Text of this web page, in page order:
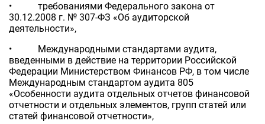
• требованиями Федерального закона от
30.12.2008 г. № 307-ФЗ «Об аудиторской
деятельности»,
• Международными стандартами аудита,
введенными в действие на территории Российской
Федерации Министерством Финансов РФ, в том числе
Международным стандартом аудита 805
«Особенности аудита отдельных отчетов финансовой
отчетности и отдельных элементов, групп статей или
статей финансовой отчетности»,